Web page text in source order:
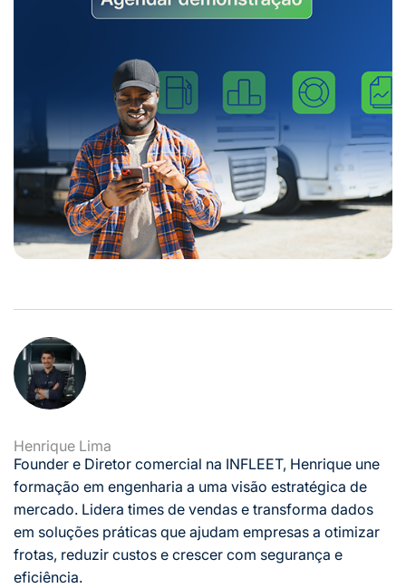
Henrique Lima
Founder e Diretor comercial na INFLEET, Henrique une
formação em engenharia a uma visão estratégica de
mercado. Lidera times de vendas e transforma dados
em soluções práticas que ajudam empresas a otimizar
frotas, reduzir custos e crescer com segurança e
eficiência.